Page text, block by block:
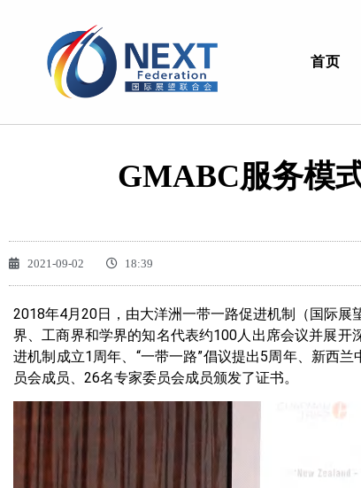
首页
GMABC服务模
2021-09-02 18:39
2018年4月20日，由大洋洲一带一路促进机制（国际
界、工商界和学界的知名代表约100人出席会议并展
进机制成立1周年、“一带一路”倡议提出5周年、新西
员会成员、26名专家委员会成员颁发了证书。